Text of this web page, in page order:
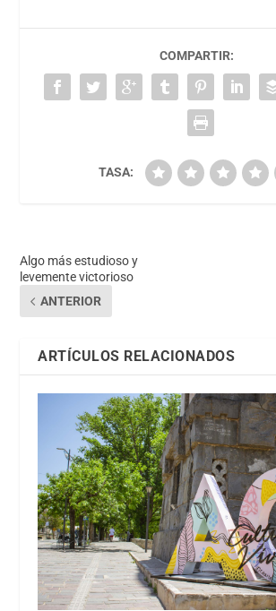
COMPARTIR:
TASA:
Algo más estudioso y
levemente victorioso
ANTERIOR
ARTÍCULOS RELACIONADOS